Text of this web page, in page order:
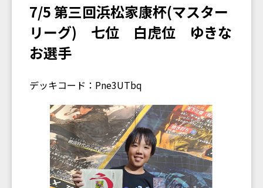
7/5 第三回浜松家康杯(マスター
リーグ) 七位 白虎位 ゆきな
お選手
デッキコード：Pne3UTbq